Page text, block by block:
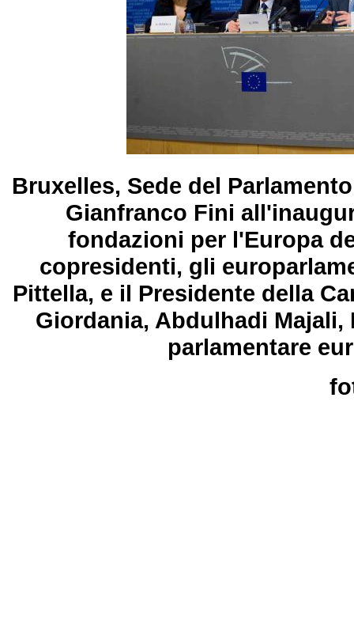
Bruxelles, Sede del
Gianfranco Fini
fondazioni per l'Europa
copresidenti, gli
Pittella, e il Presidente della
Giordania, Abdulhadi
parlamentare